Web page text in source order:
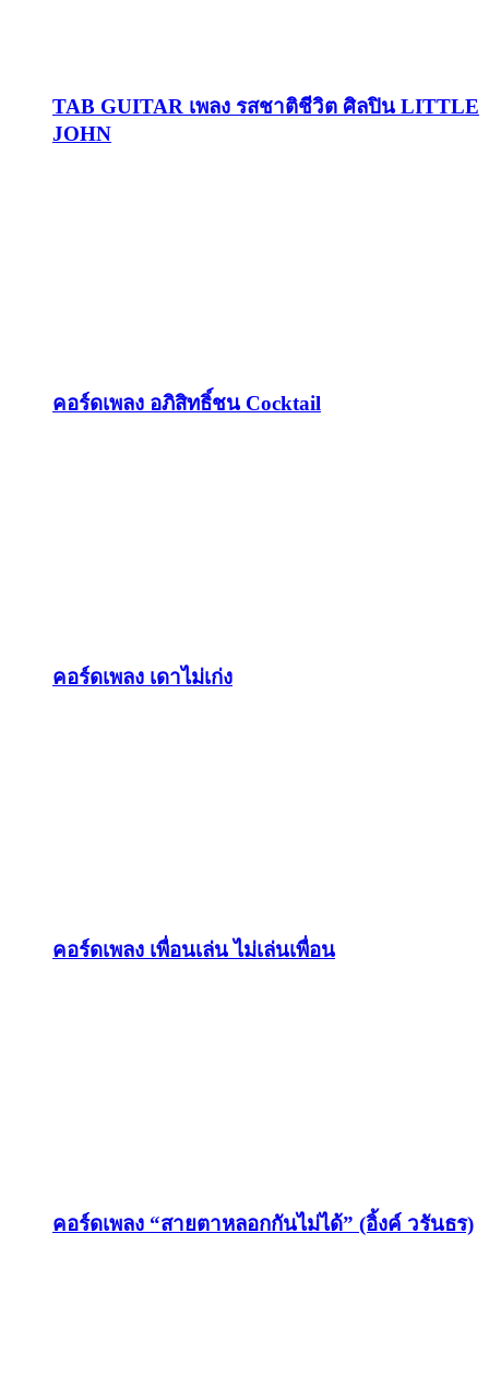
TAB GUITAR เพลง รสชาติชีวิต ศิลปิน LITTLE
JOHN
คอร์ดเพลง อภิสิทธิ์ชน Cocktail
คอร์ดเพลง เดาไม่เก่ง
คอร์ดเพลง เพื่อนเล่น ไม่เล่นเพื่อน
คอร์ดเพลง “สายตาหลอกกันไม่ได้” (อิ้งค์ วรันธร)